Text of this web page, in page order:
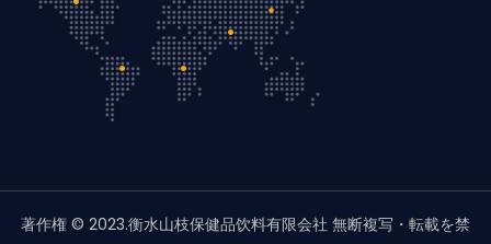
著作権 © 2023.衡水山枝保健品饮料有限会社 無断複写・転載を禁